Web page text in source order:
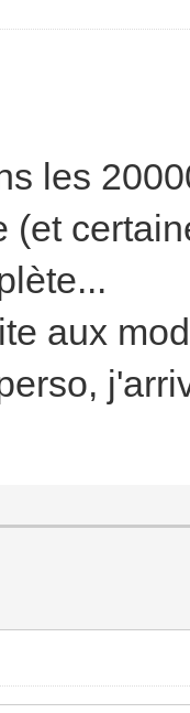
les
(et
aux